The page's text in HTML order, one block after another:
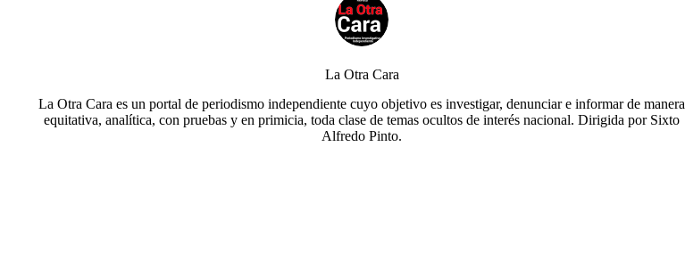
La Otra Cara
La Otra Cara es un portal de periodismo independiente cuyo objetivo es investigar, denunciar e informar de manera
equitativa, analítica, con pruebas y en primicia, toda clase de temas ocultos de interés nacional. Dirigida por Sixto
Alfredo Pinto.